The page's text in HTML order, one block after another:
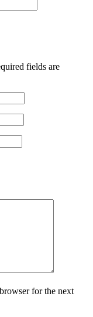
fields are
for the next